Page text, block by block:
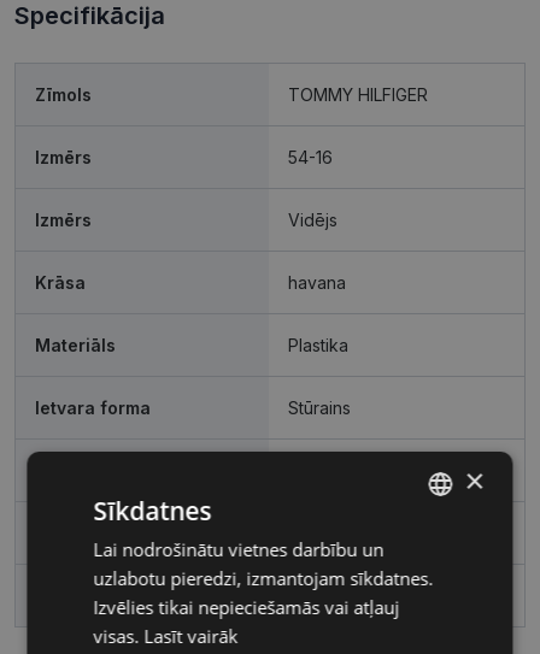
Specifikācija
Zīmols TOMMY HILFIGER
Izmērs 54-16
Izmērs Vidējs
Krāsa havana
Materiāls Plastika
Ietvara forma Stūrains
Deguna pārnese, mm RUSSIAN
×
Sīkdatnes
Lai nodrošinātu vietnes darbību un
uzlabotu pieredzi, izmantojam sīkdatnes.
Izvēlies tikai nepieciešamās vai atļauj
visas. Lasīt vairāk